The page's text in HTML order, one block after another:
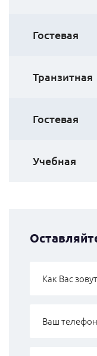
Гостевая
Транзитная
Гостевая
Учебная